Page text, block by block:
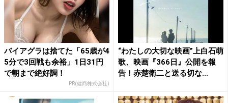
バイアグラは捨てた「65歳が4
5分で3回戦も余裕」1日31円
で朝まで絶好調！
PR(健商株式会社)
“わたしの大切な映画”上白石萌
歌、映画『366日』公開を報
告！赤楚衛二と送る切な...